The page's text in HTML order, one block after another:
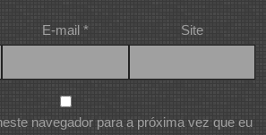
E-mail * Site
navegador para a próxima vez que eu